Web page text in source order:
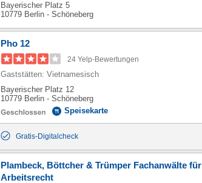
Bayerischer Platz 5
10779 Berlin - Schöneberg
Pho 12
24 Yelp-Bewertungen
Gaststätten: Vietnamesisch
Bayerischer Platz 12
10779 Berlin - Schöneberg
Speisekarte
Gratis-Digitalcheck
Plambeck, Böttcher & Trümper Fachanwälte für
Arbeitsrecht